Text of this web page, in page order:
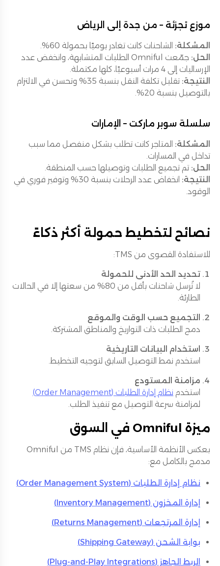
موزع تجزئة – من جدة إلى الرياض
المشكلة: الشاحنات كانت تغادر يوميًا بحمولة 60%.
الحل:
جمّعت Omniful الطلبات المتشابهة، وانخفض عدد
الإرساليات إلى 4 مرات أسبوعيًا، كلها مكتملة.
النتيجة:
تقليل تكلفة النقل بنسبة 35% وتحسن في الالتزام
بالتوصيل بنسبة 20%.
سلسلة سوبر ماركت – الإمارات
المشكلة: المتاجر كانت تطلب بشكل منفصل مما سبب
تداخل في المسارات.
الحل: تم تجميع الطلبات وتوصيلها حسب المنطقة.
النتيجة:
انخفاض عدد الرحلات بنسبة 30% وتوفير فوري في
الوقود.
نصائح لتخطيط حمولة أكثر ذكاءً
للاستفادة القصوى من TMS:
تحديد الحد الأدنى للحمولة
لا تُرسل شاحنات بأقل من 80% من سعتها إلا في الحالات
الطارئة.
التجميع حسب الوقت والموقع
دمج الطلبات ذات التواريخ والمناطق المشتركة.
استخدام البيانات التاريخية
استخدم نمط التوصيل السابق لتوجيه التخطيط.
مزامنة المستودع
استخدم نظام إدارة الطلبات (Order Management)
لمزامنة سرعة التوصيل مع تنفيذ الطلب.
ميزة Omniful في السوق
بعكس الأنظمة الأساسية، فإن نظام TMS من Omniful
مدمج بالكامل مع:
نظام إدارة الطلبات (Order Management System)
إدارة المخزون (Inventory Management)
إدارة المرتجعات (Returns Management)
بوابة الشحن (Shipping Gateway)
الربط الجاهز (Plug-and-Play Integrations)